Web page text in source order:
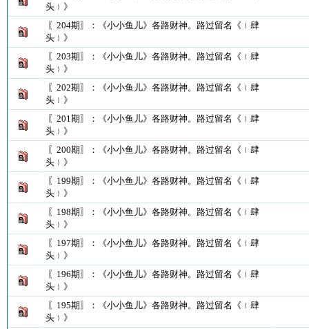
头﹜》
〖204期〗：《小小鱼儿》各路财神。路过留名《﹛肆
头﹜》
〖203期〗：《小小鱼儿》各路财神。路过留名《﹛肆
头﹜》
〖202期〗：《小小鱼儿》各路财神。路过留名《﹛肆
头﹜》
〖201期〗：《小小鱼儿》各路财神。路过留名《﹛肆
头﹜》
〖200期〗：《小小鱼儿》各路财神。路过留名《﹛肆
头﹜》
〖199期〗：《小小鱼儿》各路财神。路过留名《﹛肆
头﹜》
〖198期〗：《小小鱼儿》各路财神。路过留名《﹛肆
头﹜》
〖197期〗：《小小鱼儿》各路财神。路过留名《﹛肆
头﹜》
〖196期〗：《小小鱼儿》各路财神。路过留名《﹛肆
头﹜》
〖195期〗：《小小鱼儿》各路财神。路过留名《﹛肆
头﹜》